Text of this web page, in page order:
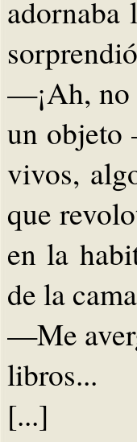
adornaba
—¡Ah, no
un objeto
vivos,
que
en la
de la
—Me
libros...
[...]